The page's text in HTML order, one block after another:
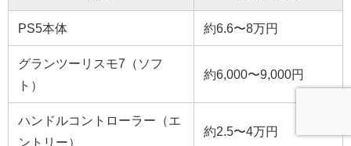
PS5本体 約6.6〜8万円
グランツーリスモ7（ソフ
ト）
約6,000〜9,000円
ハンドルコントローラー（エ
ントリー）
約2.5〜4万円